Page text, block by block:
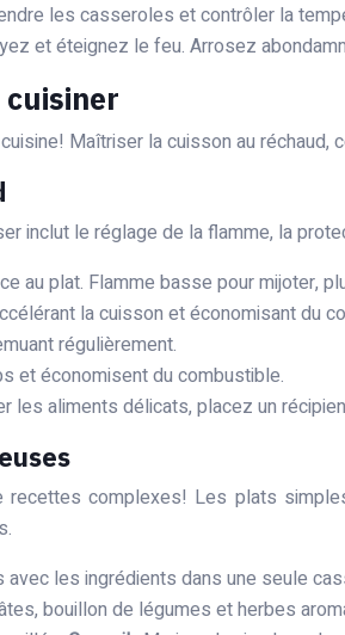
les casseroles et contrôler la
et éteignez le feu. Arrosez
Maîtriser la cuisson au
inclut le réglage de la flamme, la
au plat. Flamme basse pour mijoter,
la cuisson et économisant du
régulièrement.
et économisent du combustible.
les aliments délicats, placez un
recettes complexes! Les plats
avec les ingrédients dans une seule
bouillon de légumes et herbes